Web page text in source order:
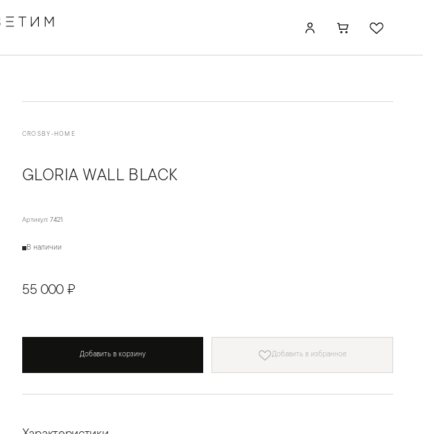
CROSBY-HOME
GLORIA WALL BLACK
Артикул: 7421
В наличии
55 000 ₽
Добавить в корзину Добавить в избранное